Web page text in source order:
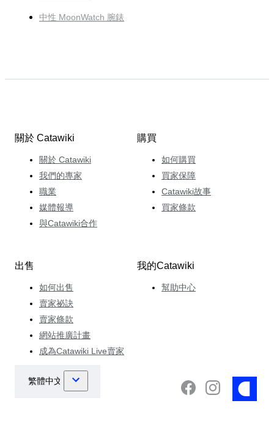
中性 MoonWatch 腕錶
關於 Catawiki
關於 Catawiki
我們的專家
職業
媒體報導
與Catawiki合作
購買
如何購買
買家保障
Catawiki故事
買家條款
出售
如何出售
賣家祕訣
賣家條款
網站推廣計畫
成為Catawiki Live賣家
我的Catawiki
幫助中心